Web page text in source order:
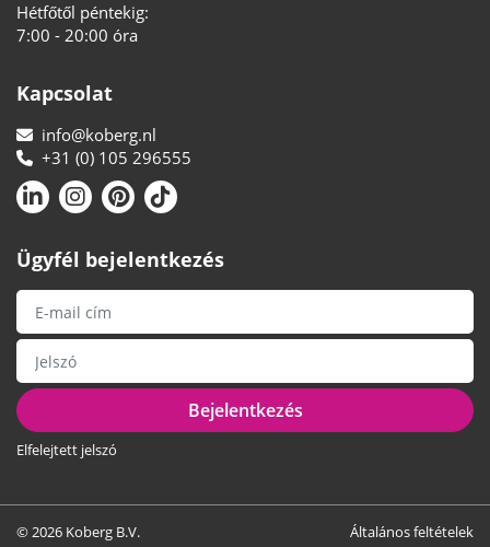
Hétfőtől péntekig:
7:00 - 20:00 óra
Kapcsolat
info@koberg.nl
+31 (0) 105 296555
Ügyfél bejelentkezés
Bejelentkezés
Elfelejtett jelszó
© 2026 Koberg B.V. Általános feltételek